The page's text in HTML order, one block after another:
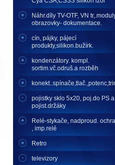
Náhr.díly TV-OTF, VN
obrazovky- dokumentace.
cín, pájky, pájecí
produkty,silikon.bužírk.
kondenzátory. kompl.
sortim.vč.odruš.a rozběh
pojistky sklo 5x20, poj.do PS a
pojist.držáky
Relé-stykače, nadproud.
, imp.relé
Retro
televizory